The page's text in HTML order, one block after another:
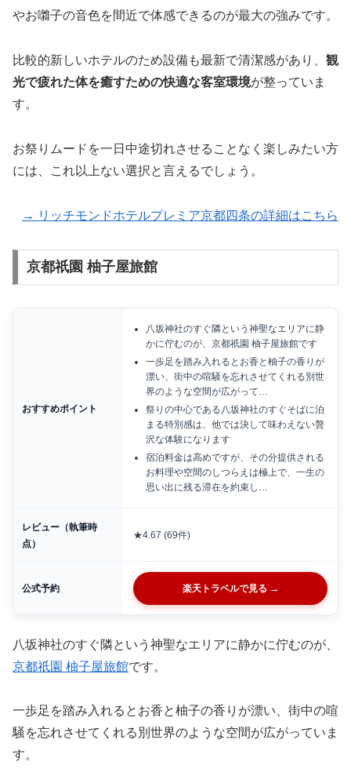
やお囃子の音色を間近で体感できるのが最大の強みです。
比較的新しいホテルのため設備も最新で清潔感があり、 観
光で疲れた体を癒すための快適な客室環境が整っていま
す。
お祭りムードを一日中途切れさせることなく楽しみたい方
には、これ以上ない選択と言えるでしょう。
→ リッチモンドホテルプレミア京都四条の詳細はこちら
京都祇園 柚子屋旅館
おすすめポイント
八坂神社のすぐ隣という神聖なエリアに静
かに佇むのが、京都祇園 柚子屋旅館です
一歩足を踏み入れるとお香と柚子の香りが
漂い、街中の喧騒を忘れさせてくれる別世
界のような空間が広がって…
祭りの中心である八坂神社のすぐそばに泊
まる特別感は、他では決して味わえない贅
沢な体験になります
宿泊料金は高めですが、その分提供される
お料理や空間のしつらえは極上で、一生の
思い出に残る滞在を約束し…
レビュー（執筆時
点）
★4.67 (69件)
公式予約 楽天トラベルで見る →
八坂神社のすぐ隣という神聖なエリアに静かに佇むのが、
京都祇園 柚子屋旅館です。
一歩足を踏み入れるとお香と柚子の香りが漂い、街中の喧
騒を忘れさせてくれる別世界のような空間が広がっていま
す。